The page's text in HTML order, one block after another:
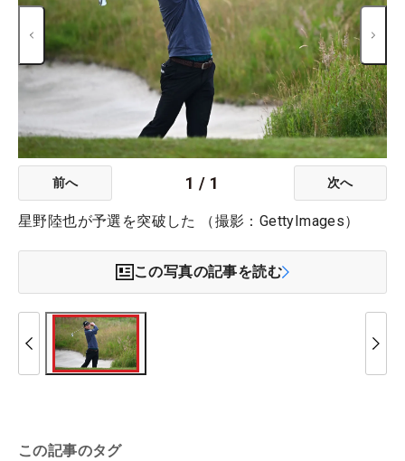
前へ 1 / 1 次へ
星野陸也が予選を突破した （撮影：GettyImages）
この写真の記事を読む
この記事のタグ